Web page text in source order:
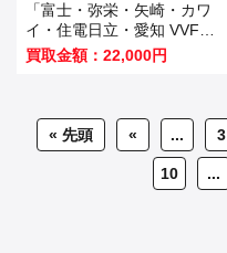
「富士・弥栄・矢崎・カワ
イ・住電日立・愛知 VVFケ
ーブル 3芯×2.0mm 黒・白・
赤」を買い取りました！
買取金額：22,000円
« 先頭 « ... 3
10 ...